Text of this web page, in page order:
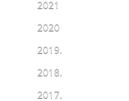
2021
2020
2019.
2018.
2017.